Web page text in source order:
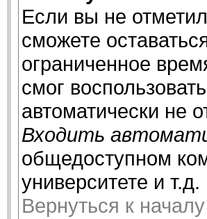
Если вы не
сможете
ограниченное
смог
автоматически не
Входить
общедоступном
университете и т.д.
Вернуться к началу